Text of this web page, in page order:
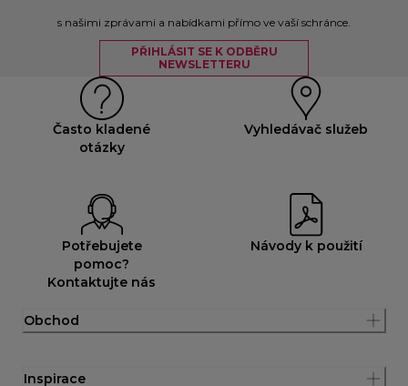
s našimi zprávami a nabídkami přímo ve vaší schránce.
PŘIHLÁSIT SE K ODBĚRU
NEWSLETTERU
Často kladené
otázky
Vyhledávač služeb
Potřebujete
pomoc?
Kontaktujte nás
Návody k použití
Obchod
Inspirace